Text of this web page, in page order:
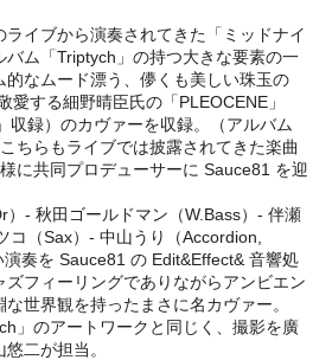
イブから演奏されてきた「ミッドナイ
バム「Triptych」の持つ大きな要素の一
なムード漂う、儚くも美しい珠玉の
愛する細野晴臣氏の「PLEOCENE」
収録）のカヴァーを収録。（アルバム
ちらもライブでは披露されてきた楽曲
に共同プロデューサーに Sauce81 を迎
）- 秋田ゴールドマン（W.Bass）- 伴瀬
コ（Sax）- 中山うり（Accordion,
奏を Sauce81 の Edit&Effect& 音響処
フィーリングでありながらアンビエン
世界観を持ったまさに名カヴァー。
」のアートワークと同じく、撮影を廣
二が担当。